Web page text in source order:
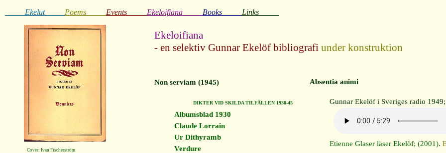
Ekelut_____ Poems_____ Events_____ Ekeloifiana_____ Books_____ Links_____
Absentia animi
Gunnar Ekelöf i Sveriges radio 1949
Etienne Glaser läser Ekelöf; (2001).
Cover: Ivan Fischerström
Ekeloifiana
- en selektiv Gunnar Ekelöf bibliografi under konstruktion
Non serviam (1945)
DIKTER VID SKILDA TILFÄLLEN 1930-45
Albumsblad 1930
Claude Lorrain
Ur Dithyramb
Verdure